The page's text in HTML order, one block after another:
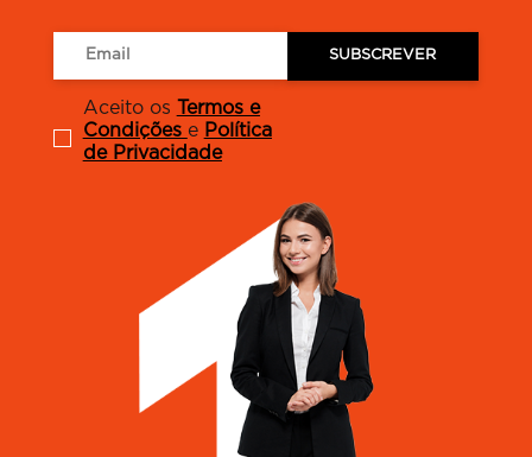
Aceito os Termos e
Condições e Política
de Privacidade
SUBSCREVER